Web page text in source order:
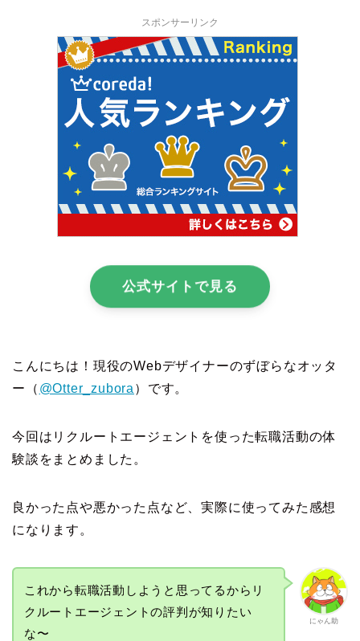
スポンサーリンク
公式サイトで見る
こんにちは！現役のWebデザイナーのずぼらなオッタ
ー（ @Otter_zubora ）です。
今回はリクルートエージェントを使った転職活動の体
験談をまとめました。
良かった点や悪かった点など、実際に使ってみた感想
になります。
にゃん助
これから転職活動しようと思ってるからリ
クルートエージェントの評判が知りたい
な〜